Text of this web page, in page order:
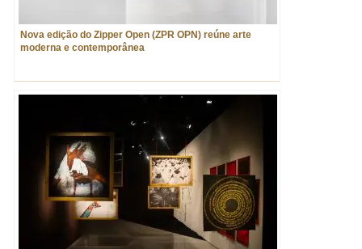
Nova edição do Zipper Open (ZPR OPN) reúne arte
moderna e contemporânea